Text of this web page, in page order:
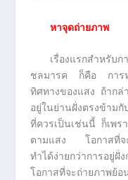
หาจุดถ่ายภาพ
เรื่องแรกสำหรับ
ชลมารค ก็คือ การห
ทิศทางของแสง ถ้ากล่
อยู่ในย่านฝั่งตรงข้าม
ที่ควรเป็นเช่นนี้ ก็เพร
ตามแสง โอกาสที่จะ
ทำได้ง่ายกว่าการอยู่ฝั่
โอกาสที่จะถ่ายภาพย้อ